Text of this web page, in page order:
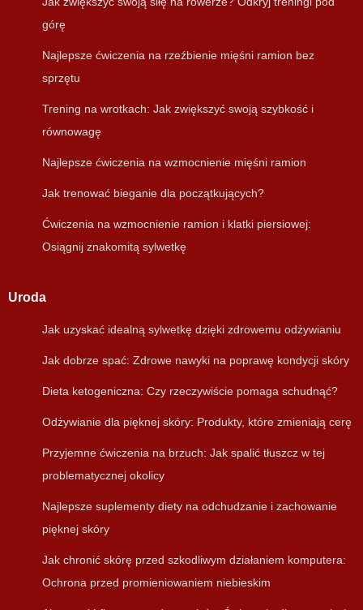
górę
Najlepsze ćwiczenia na rzeźbienie mięśni ramion bez
sprzętu
Trening na wrotkach: Jak zwiększyć swoją szybkość i
równowagę
Najlepsze ćwiczenia na wzmocnienie mięśni ramion
Jak trenować bieganie dla początkujących?
Ćwiczenia na wzmocnienie ramion i klatki piersiowej:
Osiągnij znakomitą sylwetkę
Uroda
Jak uzyskać idealną sylwetkę dzięki zdrowemu odżywianiu
Jak dobrze spać: Zdrowe nawyki na poprawę kondycji skóry
Dieta ketogeniczna: Czy rzeczywiście pomaga schudnąć?
Odżywianie dla pięknej skóry: Produkty, które zmieniają cerę
Przyjemne ćwiczenia na brzuch: Jak spalić tłuszcz w tej
problematycznej okolicy
Najlepsze suplementy diety na odchudzanie i zachowanie
pięknej skóry
Jak chronić skórę przed szkodliwym działaniem komputera:
Ochrona przed promieniowaniem niebieskim